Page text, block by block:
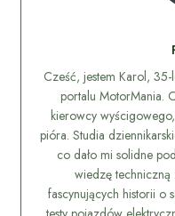
Cześć, jestem Karol,
portalu MotorMania.
kierowcy
pióra. Studia
co dało mi solidne
wiedzę
fascynujących historii o